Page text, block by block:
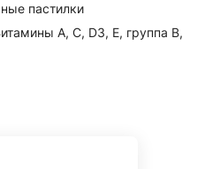
пастилки
A, C, D3, E, группа B,